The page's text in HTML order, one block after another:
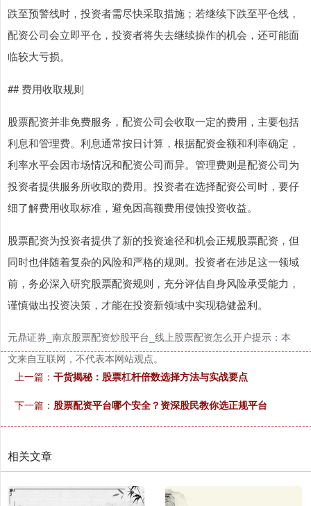
跌至预警线时，投资者需尽快采取措施；若继续下跌至平仓线，
配资公司会立即平仓，投资者将失去继续操作的机会，还可能面
临较大亏损。
## 费用收取规则
股票配资并非免费服务，配资公司会收取一定的费用，主要包括
利息和管理费。利息通常按日计算，根据配资金额和利率确定，
利率水平会因市场情况和配资公司而异。管理费则是配资公司为
投资者提供服务所收取的费用。投资者在选择配资公司时，要仔
细了解费用收取标准，避免因高额费用侵蚀投资收益。
股票配资为投资者提供了新的投资途径和机会正规股票配资，但
同时也伴随着复杂的风险和严格的规则。投资者在涉足这一领域
前，务必深入研究股票配资规则，充分评估自身风险承受能力，
谨慎做出投资决策，才能在投资新领域中实现稳健盈利。
元鼎证券_南京股票配资炒股平台_线上股票配资怎么开户提示：本
文来自互联网，不代表本网站观点。
上一篇： 干货揭秘：股票杠杆倍数选择方法与实战要点
下一篇： 股票配资平台哪个安全？资深股民教你选正规平台
相关文章
上证综指
深证成指 14311.01 +200.89 +1.42%
沪深300 4694.44 +43.13 +0.93%